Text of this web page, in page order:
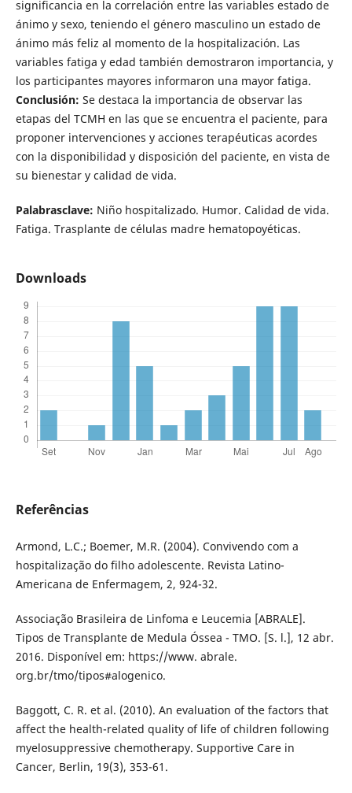
significancia en la correlación entre las variables estado de
ánimo y sexo, teniendo el género masculino un estado de
ánimo más feliz al momento de la hospitalización. Las
variables fatiga y edad también demostraron importancia, y
los participantes mayores informaron una mayor fatiga.
Conclusión: Se destaca la importancia de observar las
etapas del TCMH en las que se encuentra el paciente, para
proponer intervenciones y acciones terapéuticas acordes
con la disponibilidad y disposición del paciente, en vista de
su bienestar y calidad de vida.
Palabrasclave: Niño hospitalizado. Humor. Calidad de vida.
Fatiga. Trasplante de células madre hematopoyéticas.
Downloads
Referências
Armond, L.C.; Boemer, M.R. (2004). Convivendo com a
hospitalização do filho adolescente. Revista Latino-
Americana de Enfermagem, 2, 924-32.
Associação Brasileira de Linfoma e Leucemia [ABRALE].
Tipos de Transplante de Medula Óssea - TMO. [S. l.], 12 abr.
2016. Disponível em: https://www. abrale.
org.br/tmo/tipos#alogenico.
Baggott, C. R. et al. (2010). An evaluation of the factors that
affect the health-related quality of life of children following
myelosuppressive chemotherapy. Supportive Care in
Cancer, Berlin, 19(3), 353-61.